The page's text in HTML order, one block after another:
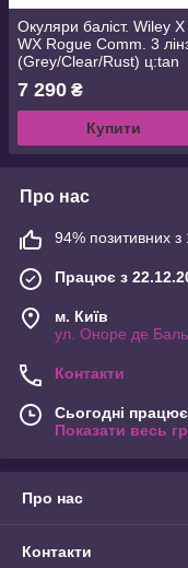
Окуляри баліст. Wiley X
WX Rogue Comm. 3
(Grey/Clear/Rust) ц:tan
7 290 ₴
Купити
Про нас
94% позитивних з
Працює з
м. Київ
ул. Оноре де
Контакти
Сьогодні
Показати весь
Про нас
Контакти